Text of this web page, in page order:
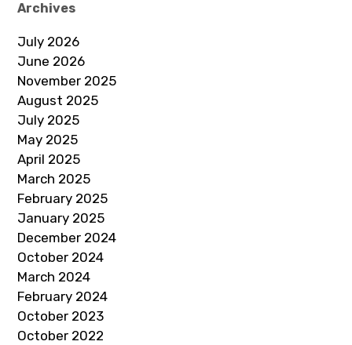
Archives
July 2026
June 2026
November 2025
August 2025
July 2025
May 2025
April 2025
March 2025
February 2025
January 2025
December 2024
October 2024
March 2024
February 2024
October 2023
October 2022